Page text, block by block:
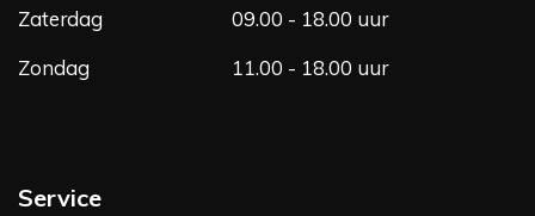
Zaterdag
09.00 - 18.00 uur
Zondag
11.00 - 18.00 uur
Service